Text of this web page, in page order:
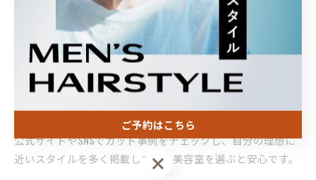
のあるショートや、ナチュラルな束感を活かしたスタイルな
ど、多彩なメンズヘアが実現できる美容室が揃っています。
自分に合う髪型を叶えるためには、美容師とのカウンセリン
グを通じて希望や悩みを具体的に伝えることが不可欠です。
例えば、髪質やクセ、頭の形を考慮したカットや、朝のセッ
案など、サロンごとに得意分野があります。事前に各店舗の
公式サイトやSNSでカット事例をチェックし、自分の理想に
近いスタイルを多く掲載している美容室を選ぶと安心です。
ご予約はこちら
ご予約はこちら